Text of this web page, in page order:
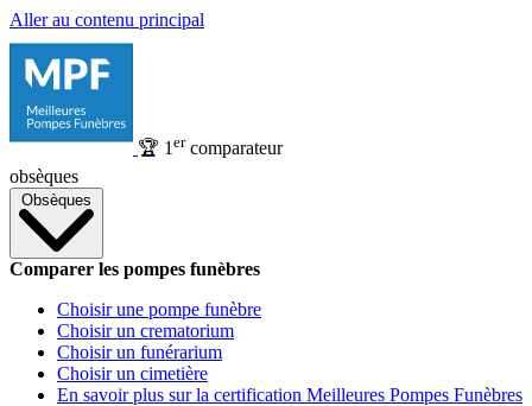
Aller au contenu principal
🏆 1 ercomparateur
obsèques
Obsèques
Comparer les pompes funèbres
Choisir une pompe funèbre
Choisir un crematorium
Choisir un funérarium
Choisir un cimetière
En savoir plus sur la certification Meilleures Pompes Funèbres